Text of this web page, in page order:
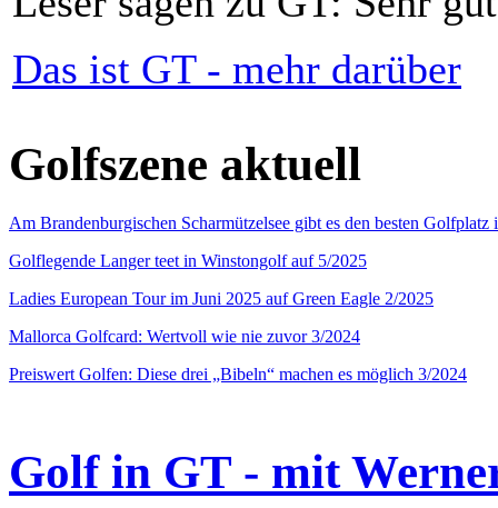
Das ist GT - mehr darüber
Golfszene aktuell
Am Brandenburgischen Scharmützelsee gibt es den besten
Golflegende Langer teet in Winstongolf auf 5/2025
Ladies European Tour im Juni 2025 auf Green Eagle 2/2025
Mallorca Golfcard: Wertvoll wie nie zuvor 3/2024
Preiswert Golfen: Diese drei „Bibeln“ machen es möglich 3/2024
Golf in GT - mit